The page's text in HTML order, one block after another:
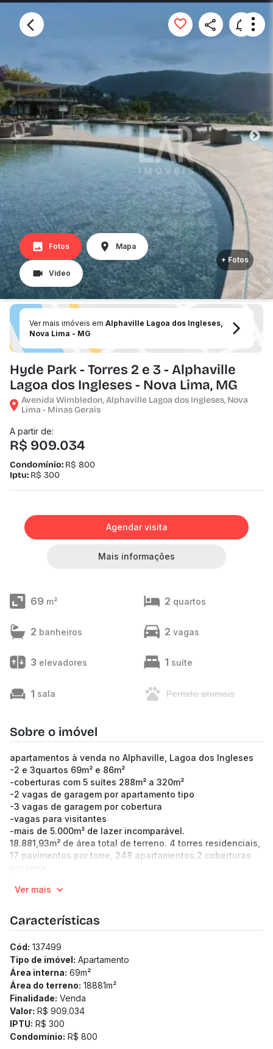
Fotos Mapa
Vídeo
+ Fotos
Ver mais imóveis em Alphaville Lagoa dos Ingleses,
Nova Lima - MG
Hyde Park - Torres 2 e 3 - Alphaville
Lagoa dos Ingleses - Nova Lima, MG
Avenida Wimbledon, Alphaville Lagoa dos Ingleses, Nova
Lima - Minas Gerais
A partir de:
R$ 909.034
Condomínio: R$ 800
Iptu: R$ 300
Agendar visita
Mais informações
69 m² 2 quartos
2 banheiros 2 vagas
3 elevadores 1 suíte
1 sala Permite animais
Sobre o imóvel
apartamentos à venda no Alphaville, Lagoa dos Ingleses
-2 e 3quartos 69m² e 86m²
-coberturas com 5 suítes 288m² a 320m²
-2 vagas de garagem por apartamento tipo
-3 vagas de garagem por cobertura
-vagas para visitantes
-mais de 5.000m² de lazer incomparável.
18.881,93m² de área total de terreno. 4 torres residenciais,
17 pavimentos por torre, 248 apartamentos,2 coberturas
com delivery e eclusa, medição individualizada de água e
Localizado no ponto mais alto da Lagoa dos Ingleses,
oferece uma das vistas mais encantadoras da região.
Ver mais
Características
Cód: 137499
Tipo de imóvel: Apartamento
Área interna: 69m²
Área do terreno: 18881m²
Finalidade: Venda
Valor: R$ 909.034
IPTU: R$ 300
Condomínio: R$ 800